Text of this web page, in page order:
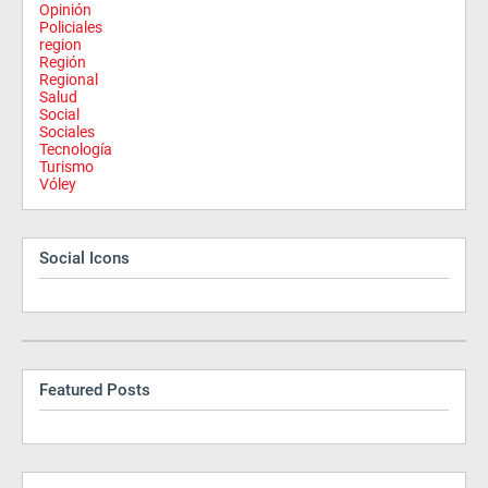
Opinión
Policiales
region
Región
Regional
Salud
Social
Sociales
Tecnología
Turismo
Vóley
Social Icons
Featured Posts